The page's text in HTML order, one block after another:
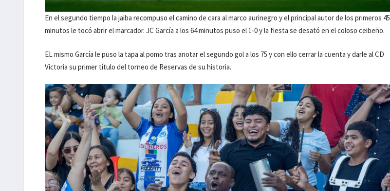
En el segundo tiempo la jaiba recompuso el camino de cara al marco aurinegro y el principal autor de los primeros 45
minutos le tocó abrir el marcador. JC García a los 64 minutos puso el 1-0 y la fiesta se desató en el coloso ceibeño.
EL mismo García le puso la tapa al pomo tras anotar el segundo gol a los 75 y con ello cerrar la cuenta y darle al CD
Victoria su primer título del torneo de Reservas de su historia.